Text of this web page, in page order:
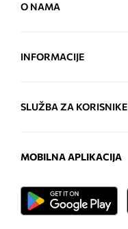
O NAMA
INFORMACIJE
SLUŽBA ZA KORISNIKE
MOBILNA APLIKACIJA